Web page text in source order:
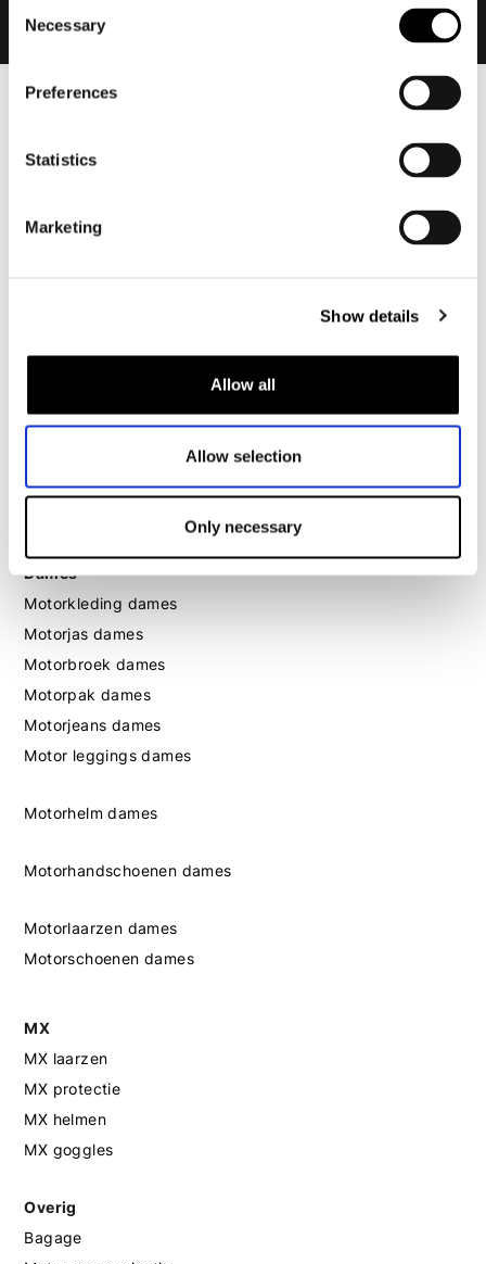
Selection
Necessary
Preferences
Statistics
Marketing
Show details
Allow all
Allow selection
Only necessary
Motorpak heren
Motorhelm heren
Motorhandschoenen heren
Motorschoenen heren
Dames
Motorkleding dames
Motorjas dames
Motorbroek dames
Motorpak dames
Motorjeans dames
Motor leggings dames
Motorhelm dames
Motorhandschoenen dames
Motorlaarzen dames
Motorschoenen dames
MX
MX laarzen
MX protectie
MX helmen
MX goggles
Overig
Bagage